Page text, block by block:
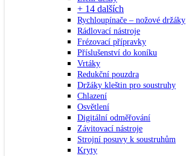
+ 14 dalších
Rychloupínače – nožové držáky
Rádlovací nástroje
Frézovací přípravky
Příslušenství do koníku
Vrtáky
Redukční pouzdra
Držáky kleštin pro soustruhy
Chlazení
Osvětlení
Digitální odměřování
Závitovací nástroje
Strojní posuvy k soustruhům
Kryty